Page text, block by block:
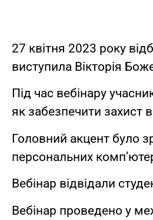
27 квітня 2023 року
виступила Вікторія
Під час вебінару
як забезпечити захист
Головний акцент було
персональних
Вебінар відвідали
Вебінар проведено у